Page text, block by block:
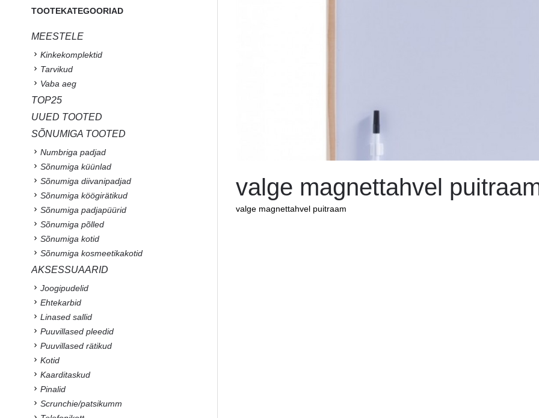
valge magnettahvel
valge magnettahvel puitraam
TOOTEKATEGOORIAD
MEESTELE
Kinkekomplektid
Tarvikud
Vaba aeg
TOP25
UUED TOOTED
SÕNUMIGA TOOTED
Numbriga padjad
Sõnumiga küünlad
Sõnumiga diivanipadjad
Sõnumiga köögirätikud
Sõnumiga padjapüürid
Sõnumiga põlled
Sõnumiga kotid
Sõnumiga kosmeetikakotid
AKSESSUAARID
Joogipudelid
Ehtekarbid
Linased sallid
Puuvillased pleedid
Puuvillased rätikud
Kotid
Kaarditaskud
Pinalid
Scrunchie/patsikumm